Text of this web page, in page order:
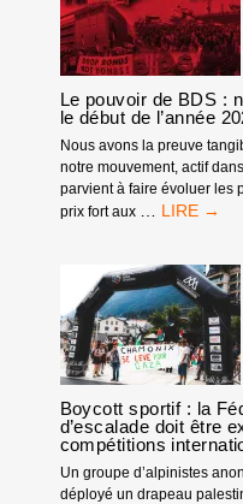
Le pouvoir de BDS :
le début de l’année
Nous avons la preuve
notre mouvement, actif
parvient à faire évoluer les
prix fort aux
LE
BDS
:
NOTRE
IMPACT
DEPUIS
LE
DÉBUT
DE
L’ANNÉE
2026
Boycott sportif : la
d’escalade doit être
compétitions
Un groupe d’alpinistes
déployé un drapeau